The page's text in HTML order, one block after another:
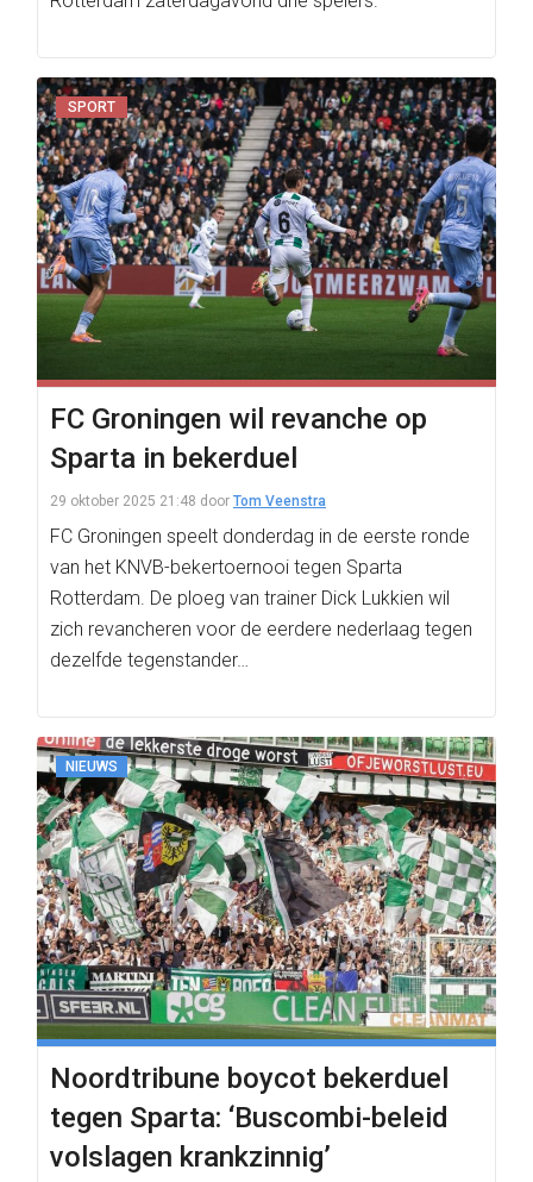
SPORT
FC Groningen wil revanche op
Sparta in bekerduel
29 oktober 2025 21:48 door Tom Veenstra
FC Groningen speelt donderdag in de eerste ronde
van het KNVB-bekertoernooi tegen Sparta
Rotterdam. De ploeg van trainer Dick Lukkien wil
zich revancheren voor de eerdere nederlaag tegen
dezelfde tegenstander…
NIEUWS
Noordtribune boycot bekerduel
tegen Sparta: ‘Buscombi-beleid
volslagen krankzinnig’